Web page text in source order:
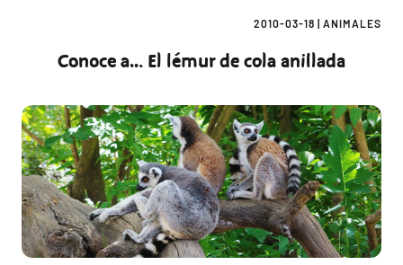
2010-03-18 ANIMALES
Conoce a... El lémur de cola anillada